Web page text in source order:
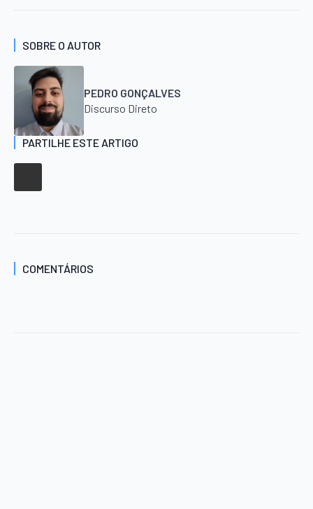
SOBRE O AUTOR
PEDRO GONÇALVES
Discurso Direto
PARTILHE ESTE ARTIGO
COMENTÁRIOS